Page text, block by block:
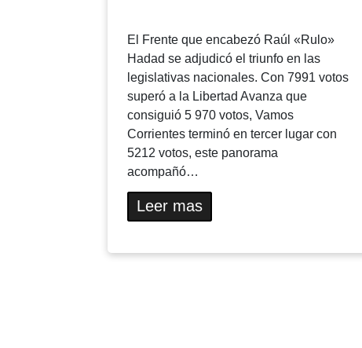
El Frente que encabezó Raúl «Rulo»
Hadad se adjudicó el triunfo en las
legislativas nacionales. Con 7991 votos
superó a la Libertad Avanza que
consiguió 5 970 votos, Vamos
Corrientes terminó en tercer lugar con
5212 votos, este panorama
acompañó…
Leer mas